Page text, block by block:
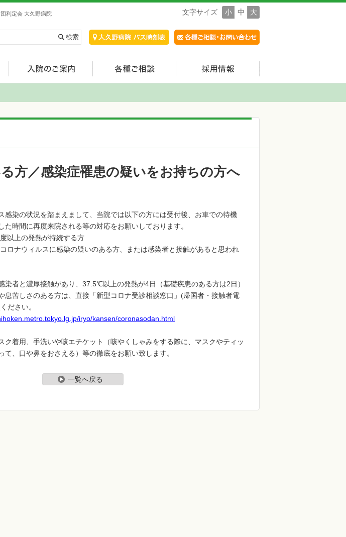
利定会 大久野病院 文字サイズ 小 中 大
方／感染症罹患の疑いをお持ちの方へ
感染の状況を踏まえまして、当院では以下の方には受付後、お車での待機
た時間に再度来院される等の対応をお願いしております。
以上の発熱が持続する方
ロナウィルスに感染の疑いのある方、または感染者と接触があると思われ
染者と濃厚接触があり、37.5℃以上の発熱が4日（基礎疾患のある方は2日）
息苦しさのある方は、直接「新型コロナ受診相談窓口」(帰国者・接触者電
ください。
iryo/kansen/coronasodan.html
ク着用、手洗いや咳エチケット（咳やくしゃみをする際に、マスクやティッ
て、口や鼻をおさえる）等の徹底をお願い致します。
一覧へ戻る